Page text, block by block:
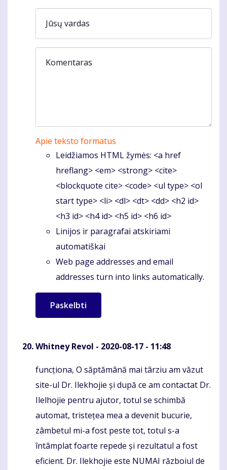
Jūsų vardas
Komentaras
Apie teksto formatus
Leidžiamos HTML žymės: <a href
hreflang> <em> <strong> <cite>
<blockquote cite> <code> <ul type> <ol
start type> <li> <dl> <dt> <dd> <h2 id>
<h3 id> <h4 id> <h5 id> <h6 id>
Linijos ir paragrafai atskiriami
automatiškai
Web page addresses and email
addresses turn into links automatically.
Whitney Revol - 2020-08-17 - 11:48
Komentaras
funcționa, O săptămână mai târziu am văzut
site-ul Dr. Ilekhojie și după ce am contactat Dr.
Ilelhojie pentru ajutor, totul se schimbă
automat, tristețea mea a devenit bucurie,
zâmbetul mi-a fost peste tot, totul s-a
întâmplat foarte repede și rezultatul a fost
eficient. Dr. Ilekhojie este NUMAI războiul de